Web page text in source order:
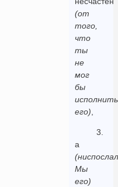
(от
того,
что
ты
не
мог
бы
исполнить
его),
3.
а
Мы
его)